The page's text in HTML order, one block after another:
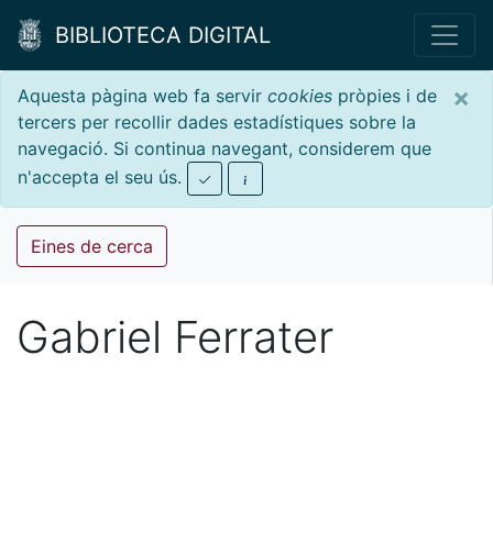
BIBLIOTECA DIGITAL
×
Aquesta pàgina web fa servir cookies pròpies i de
tercers per recollir dades estadístiques sobre la
navegació. Si continua navegant, considerem que
n'accepta el seu ús.
Eines de cerca
Gabriel Ferrater